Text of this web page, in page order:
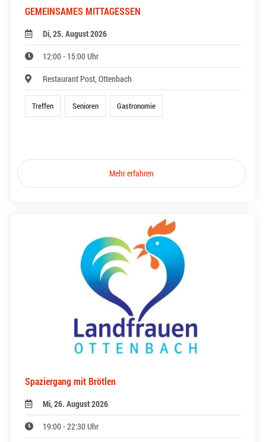
GEMEINSAMES MITTAGESSEN
Di, 25. August 2026
12:00 - 15:00 Uhr
Restaurant Post, Ottenbach
Treffen Senioren Gastronomie
Mehr erfahren
Spaziergang mit Brötlen
Mi, 26. August 2026
19:00 - 22:30 Uhr